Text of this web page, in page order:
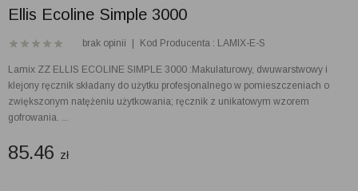
Ellis Ecoline Simple 3000
brak opinii Kod Producenta : LAMIX-E-S
Lamix ZZ ELLIS ECOLINE SIMPLE 3000 :Makulaturowy, dwuwarstwowy i
klejony ręcznik składany do użytku profesjonalnego w pomieszczeniach o
zwiększonym natężeniu użytkowania; ręcznik z unikatowym wzorem
gofrowania. ...
85.46 zł